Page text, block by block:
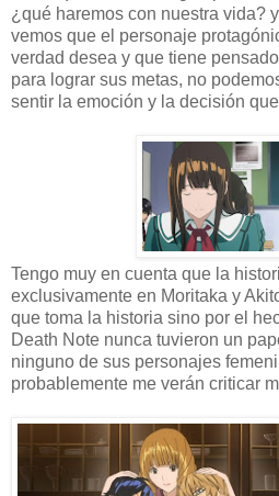
¿qué haremos con nuestra vida?
vemos que el personaje
verdad desea y que tiene
para lograr sus metas, no
sentir la emoción y la decisión
Tengo muy en cuenta que la
exclusivamente en Moritaka y
que toma la historia sino por el
Death Note nunca tuvieron un
ninguno de sus personajes
probablemente me verán criticar